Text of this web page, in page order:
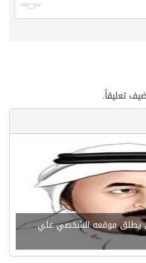
تعليقاً.
يطلق موقعه الشخصي علي